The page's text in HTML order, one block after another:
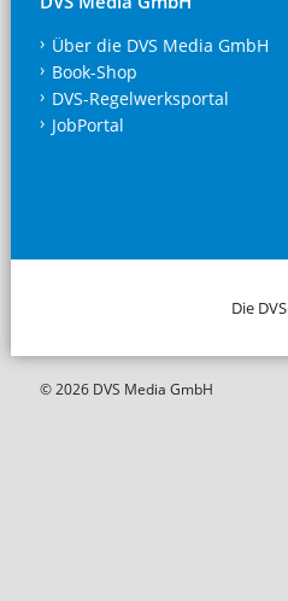
Über die DVS Media GmbH
Book-Shop
DVS-Regelwerksportal
JobPortal
Die
© 2026 DVS Media GmbH